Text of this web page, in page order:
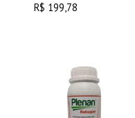
R$ 199,78